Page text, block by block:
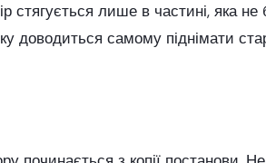
стягується лише в частині, яка
доводиться самому піднімати